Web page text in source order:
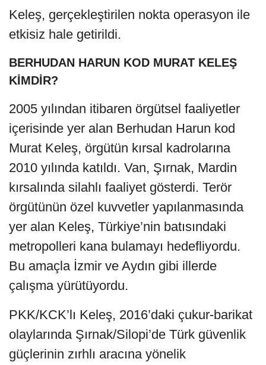
Keleş, gerçekleştirilen nokta operasyon ile
etkisiz hale getirildi.
BERHUDAN HARUN KOD MURAT KELEŞ
KİMDİR?
2005 yılından itibaren örgütsel faaliyetler
içerisinde yer alan Berhudan Harun kod
Murat Keleş, örgütün kırsal kadrolarına
2010 yılında katıldı. Van, Şırnak, Mardin
kırsalında silahlı faaliyet gösterdi. Terör
örgütünün özel kuvvetler yapılanmasında
yer alan Keleş, Türkiye’nin batısındaki
metropolleri kana bulamayı hedefliyordu.
Bu amaçla İzmir ve Aydın gibi illerde
çalışma yürütüyordu.
PKK/KCK’lı Keleş, 2016’daki çukur-barikat
olaylarında Şırnak/Silopi’de Türk güvenlik
güçlerinin zırhlı aracına yönelik